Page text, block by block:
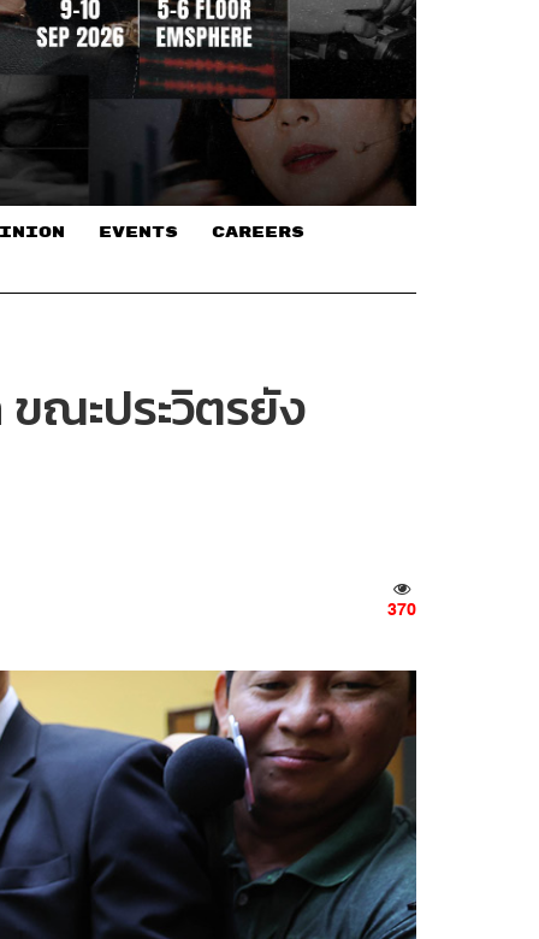
EVENTS CAREERS
ขณะประวิตรยัง
370